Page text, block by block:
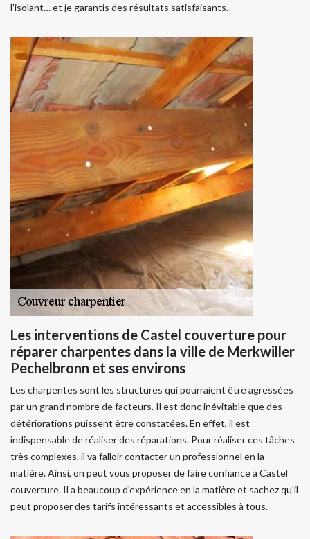
l’isolant… et je garantis des résultats satisfaisants.
Les interventions de Castel couverture pour
réparer charpentes dans la ville de Merkwiller
Pechelbronn et ses environs
Les charpentes sont les structures qui pourraient être agressées
par un grand nombre de facteurs. Il est donc inévitable que des
détériorations puissent être constatées. En effet, il est
indispensable de réaliser des réparations. Pour réaliser ces tâches
très complexes, il va falloir contacter un professionnel en la
matière. Ainsi, on peut vous proposer de faire confiance à Castel
couverture. Il a beaucoup d'expérience en la matière et sachez qu'il
peut proposer des tarifs intéressants et accessibles à tous.